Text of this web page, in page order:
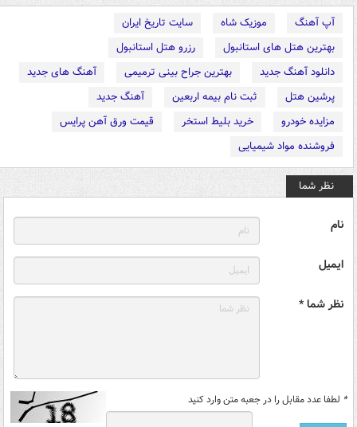
آپ آهنگ موزیک شاه
سایت تاریخ ایران
بهترین هتل های استانبول
رزرو هتل استانبول
دانلود آهنگ جدید
بهترین جراح بینی ترمیمی
آهنگ های جدید
پرشین هتل
ثبت نام بیمه اربعین
آهنگ جدید
مزایده خودرو
خرید بلیط استخر
قیمت ورق آهن پرایس
فروشنده مواد شیمیایی
نظر شما
نام
ایمیل
نظر شما *
* لطفا عدد مقابل را در جعبه متن وارد کنید